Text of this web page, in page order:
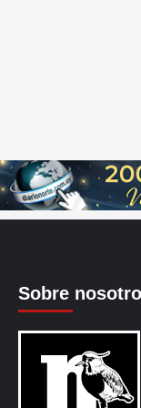
Sobre